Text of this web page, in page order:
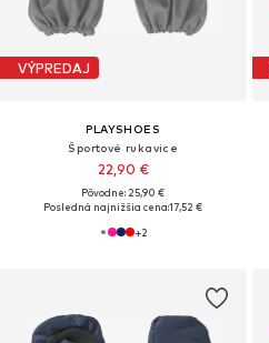
VÝPREDAJ
PLAYSHOES
Športové rukavice
22,90 €
Pôvodne: 25,90 €
Posledná najnižšia cena:17,52 €
+2